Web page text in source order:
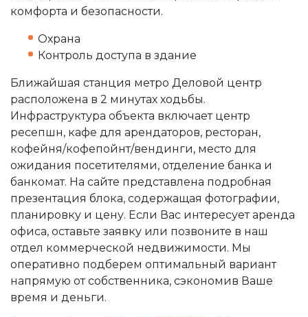
комфорта и безопасности.
Охрана
Контроль доступа в здание
Ближайшая станция метро Деловой центр
расположена в 2 минутах ходьбы.
Инфраструктура объекта включает центр
ресепшн, кафе для арендаторов, ресторан,
кофейня/кофепойнт/вендинги, место для
ожидания посетителями, отделение банка и
банкомат. На сайте представлена подробная
презентация блока, содержащая фотографии,
планировку и цену. Если Вас интересует аренда
офиса, оставьте заявку или позвоните в наш
отдел коммерческой недвижимости. Мы
оперативно подберем оптимальный вариант
напрямую от собственника, сэкономив Ваше
время и деньги.